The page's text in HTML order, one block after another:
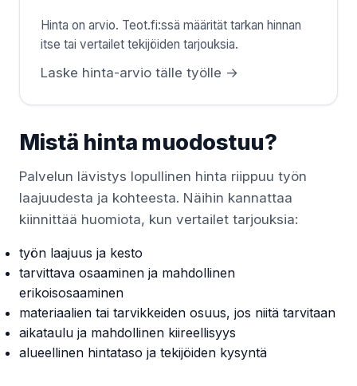
Hinta on arvio. Teot.fi:ssä määrität tarkan hinnan
itse tai vertailet tekijöiden tarjouksia.
Laske hinta-arvio tälle työlle →
Mistä hinta muodostuu?
Palvelun lävistys lopullinen hinta riippuu työn
laajuudesta ja kohteesta. Näihin kannattaa
kiinnittää huomiota, kun vertailet tarjouksia:
työn laajuus ja kesto
tarvittava osaaminen ja mahdollinen
erikoisosaaminen
materiaalien tai tarvikkeiden osuus, jos niitä tarvitaan
aikataulu ja mahdollinen kiireellisyys
alueellinen hintataso ja tekijöiden kysyntä